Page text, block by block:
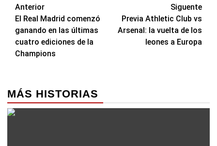
Navegación
de
entradas
Anterior
El Real Madrid comenzó
ganando en las últimas
cuatro ediciones de la
Champions
Siguente
Previa Athletic Club vs
Arsenal: la vuelta de los
leones a Europa
MÁS HISTORIAS